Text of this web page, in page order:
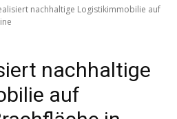
nachhaltige Logistikimmobilie auf
nachhaltige
auf